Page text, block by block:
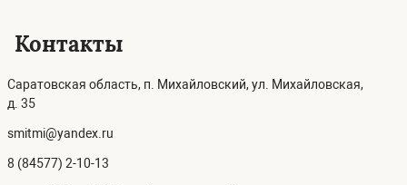
Контакты
Саратовская область, п. Михайловский, ул. Михайловская,
д. 35
smitmi@yandex.ru
8 (84577) 2-10-13